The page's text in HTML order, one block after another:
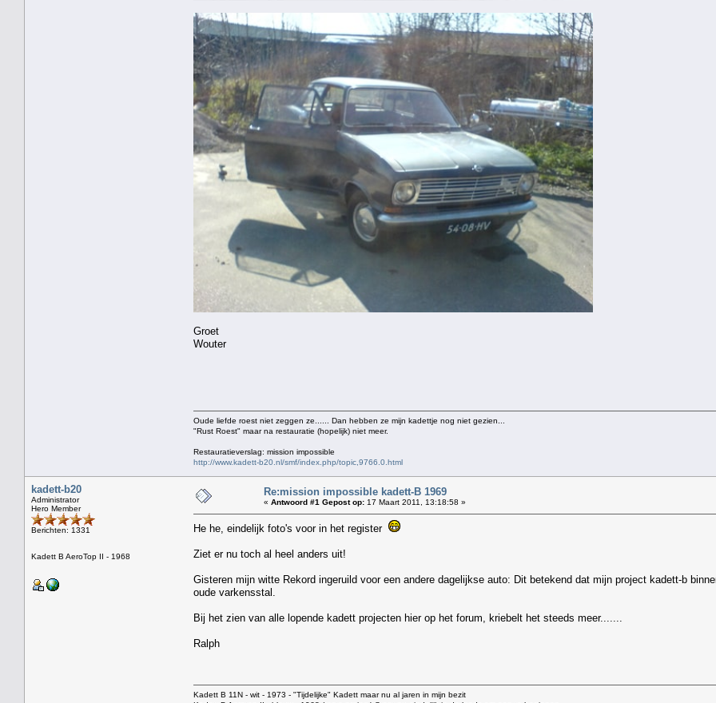
Groet
Wouter
Oude liefde roest niet zeggen ze...... Dan hebben ze mijn kadettje nog niet gezien...
"Rust Roest" maar na restauratie (hopelijk) niet meer.
Restauratieverslag: mission impossible
http://www.kadett-b20.nl/smf/index.php/topic,9766.0.html
kadett-b20
Administrator
Hero Member
Berichten: 1331
Kadett B AeroTop II - 1968
Re:mission impossible kadett-B 1969
« Antwoord #1 Gepost op: 17 Maart 2011, 13:18:58 »
He he, eindelijk foto's voor in het register
Ziet er nu toch al heel anders uit!
Gisteren mijn witte Rekord ingeruild voor een andere dagelijkse auto: Dit betekend dat mijn project kadett-b
oude varkensstal.
Bij het zien van alle lopende kadett projecten hier op het forum, kriebelt het steeds meer.......
Ralph
Kadett B 11N - wit - 1973 - "Tijdelijke" Kadett maar nu al jaren in mijn bezit